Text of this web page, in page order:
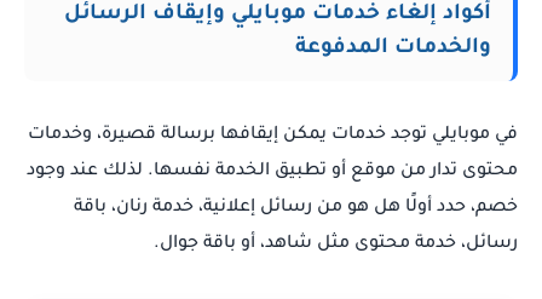
أكواد إلغاء خدمات موبايلي وإيقاف الرسائل
والخدمات المدفوعة
في موبايلي توجد خدمات يمكن إيقافها برسالة قصيرة، وخدمات
محتوى تدار من موقع أو تطبيق الخدمة نفسها. لذلك عند وجود
خصم، حدد أولًا هل هو من رسائل إعلانية، خدمة رنان، باقة
رسائل، خدمة محتوى مثل شاهد، أو باقة جوال.